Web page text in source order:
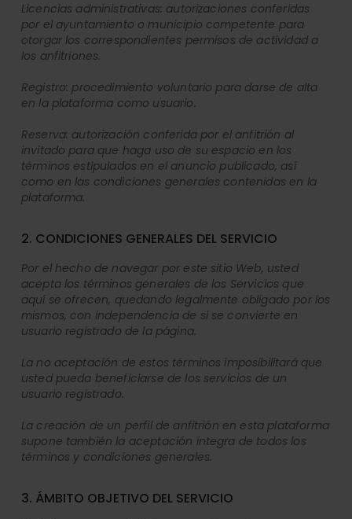
Licencias administrativas: autorizaciones conferidas
por el ayuntamiento o municipio competente para
otorgar los correspondientes permisos de actividad a
los anfitriones.
Registro: procedimiento voluntario para darse de alta
en la plataforma como usuario.
Reserva: autorización conferida por el anfitrión al
invitado para que haga uso de su espacio en los
términos estipulados en el anuncio publicado, así
como en las condiciones generales contenidas en la
plataforma.
2. CONDICIONES GENERALES DEL SERVICIO
Por el hecho de navegar por este sitio Web, usted
acepta los términos generales de los Servicios que
aquí se ofrecen, quedando legalmente obligado por los
mismos, con independencia de si se convierte en
usuario registrado de la página.
La no aceptación de estos términos imposibilitará que
usted pueda beneficiarse de los servicios de un
usuario registrado.
La creación de un perfil de anfitrión en esta plataforma
supone también la aceptación íntegra de todos los
términos y condiciones generales.
3. ÁMBITO OBJETIVO DEL SERVICIO